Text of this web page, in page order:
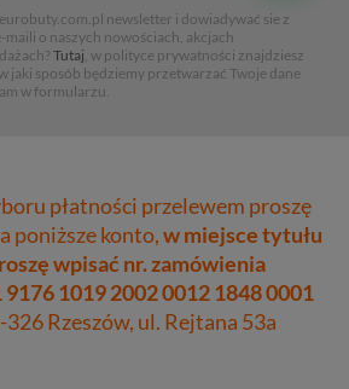
newsletter i dowiadywać sie z
maili o naszych nowościach, akcjach
Tutaj , w polityce prywatności znajdziesz
jaki sposób będziemy przetwarzać Twoje dane
w formularzu.
płatności przelewem proszę
poniższe konto,w miejsce tytułu
wpisać nr. zamówienia
9176 1019 2002 0012 1848 0001
Rzeszów, ul. Rejtana 53a